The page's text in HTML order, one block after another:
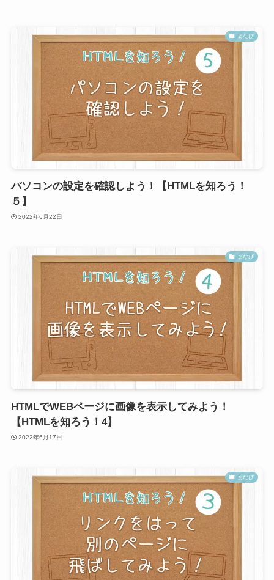
まなび
パソコンの設定を確認しよう！【HTMLを知ろう！
５】
2022年6月22日
まなび
HTMLでWEBページに画像を表示してみよう！
【HTMLを知ろう！4】
2022年6月17日
まなび